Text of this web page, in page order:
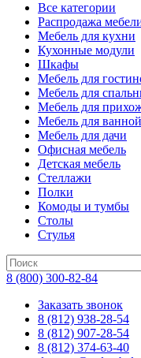
Все категории
Распродажа
Мебель для кухни
Кухонные модули
Шкафы
Мебель для
Мебель для
Мебель для
Мебель для
Мебель для дачи
Офисная мебель
Детская мебель
Стеллажи
Полки
Комоды и тумбы
Столы
Стулья
8 (800) 300-82-84
Заказать звонок
8 (812) 938-28-54
8 (812) 907-28-54
8 (812) 374-63-40